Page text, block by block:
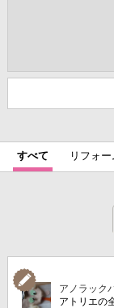
すべて リフォー
アノラック
アトリエの